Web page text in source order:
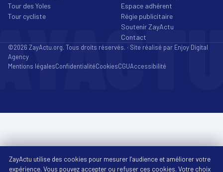
Tour des Yoles
Tour cycliste
Espace adhérent
Régie publicitaire
Soutenir ZayActu
Contact
©2026 ZayActu.org. Tous droits réservés. · Site réalisé par Enjoy Digital
Agency
Mentions légalesConfidentialitéCookiesCGUAccessibilité
ZayActu utilise des cookies pour mesurer l’audience et améliorer votre
expérience. Vous pouvez accepter ou refuser ces cookies. Votre choix